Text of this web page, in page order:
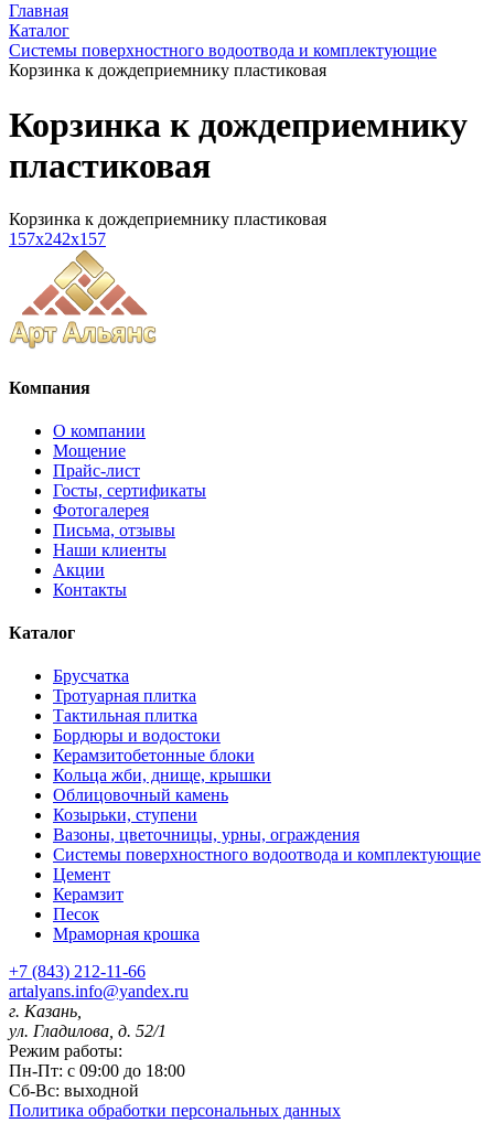
Главная
Каталог
Системы поверхностного водоотвода и комплектующие
Корзинка к дождеприемнику пластиковая
Корзинка к дождеприемнику
пластиковая
Корзинка к дождеприемнику пластиковая
157х242х157
Компания
О компании
Мощение
Прайс-лист
Госты, сертификаты
Фотогалерея
Письма, отзывы
Наши клиенты
Акции
Контакты
Каталог
Брусчатка
Тротуарная плитка
Тактильная плитка
Бордюры и водостоки
Керамзитобетонные блоки
Кольца жби, днище, крышки
Облицовочный камень
Козырьки, ступени
Вазоны, цветочницы, урны, ограждения
Системы поверхностного водоотвода и комплектующие
Цемент
Керамзит
Песок
Мраморная крошка
+7 (843) 212-11-66
artalyans.info@yandex.ru
г. Казань,
ул. Гладилова, д. 52/1
Режим работы:
Пн-Пт: с 09:00 до 18:00
Сб-Вс: выходной
Политика обработки персональных данных